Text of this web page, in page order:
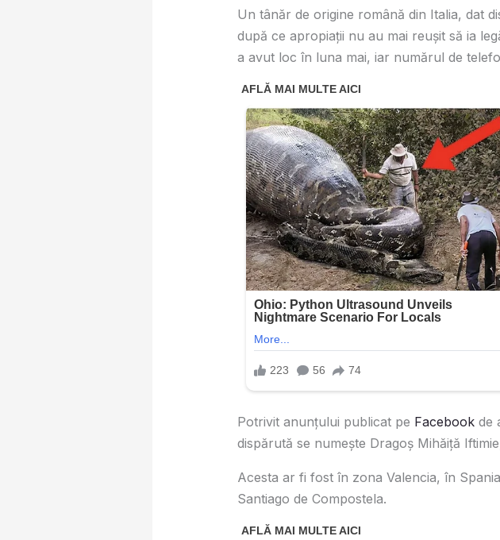
Un tânăr de origine română din Italia, dat
după ce apropiații nu au mai reușit să ia
a avut loc în luna mai, iar numărul de
Potrivit anunțului publicat pe Facebookde
dispărută se numește Dragoș Mihăiță
Acesta ar fi fost în zona Valencia, în
Santiago de Compostela.